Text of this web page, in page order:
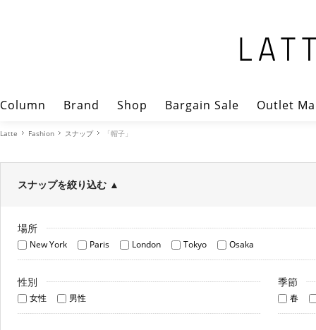
Column Brand Shop Bargain Sale Outlet
Latte Fashion スナップ 「帽子」
スナップを絞り込む ▲
場所
New York Paris London Tokyo Osaka
性別
女性 男性
季節
春